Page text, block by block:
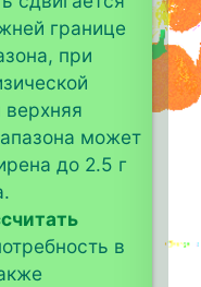
границе
при
верхняя
может
до 2.5 г
в